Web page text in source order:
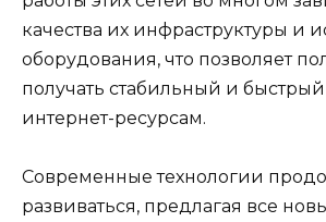
качества их инфраструктуры и
оборудования, что позволяет
получать стабильный и быстрый
интернет-ресурсам.
Современные технологии
развиваться, предлагая все